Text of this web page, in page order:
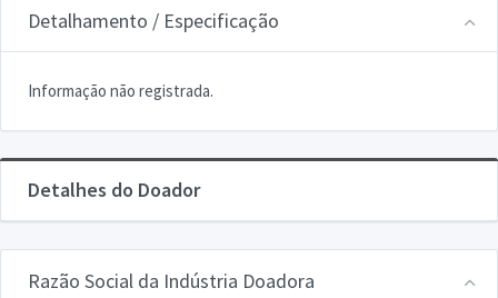
Detalhamento / Especificação
Informação não registrada.
Detalhes do Doador
Razão Social da Indústria Doadora